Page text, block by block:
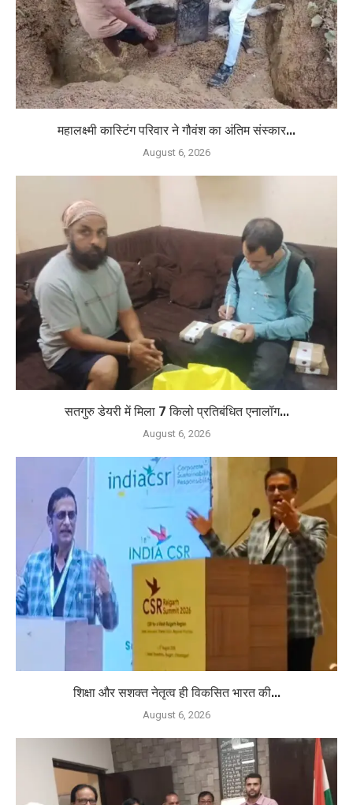
महालक्ष्मी कास्टिंग परिवार ने गौवंश का अंतिम संस्कार...
August 6, 2026
सतगुरु डेयरी में मिला 7 किलो प्रतिबंधित एनालॉग...
August 6, 2026
शिक्षा और सशक्त नेतृत्व ही विकसित भारत की...
August 6, 2026